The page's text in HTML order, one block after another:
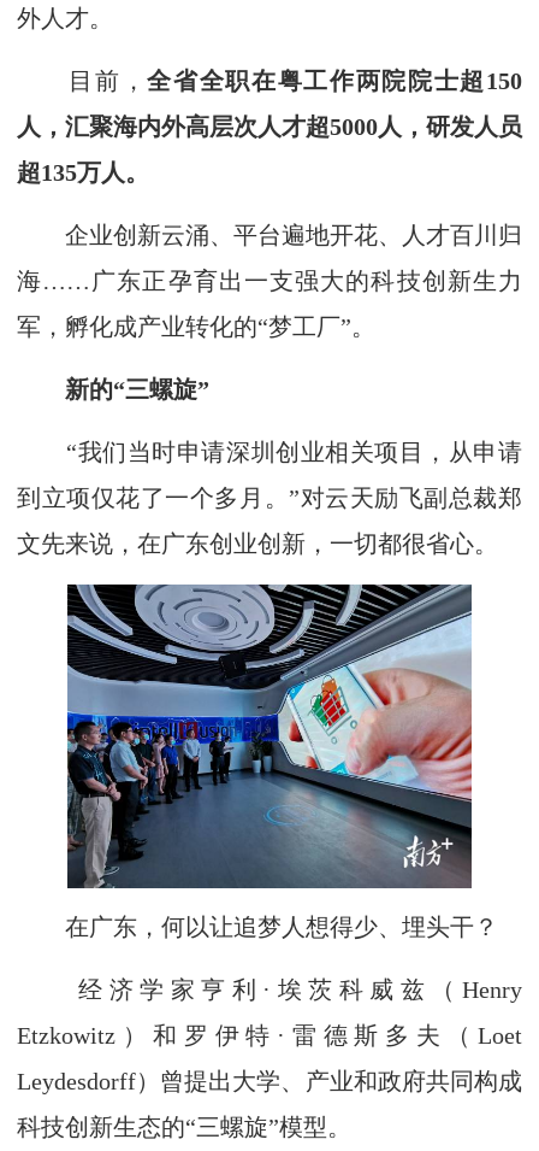
外人才。
目前，全省全职在粤工作两院院士超150
人，汇聚海内外高层次人才超5000人，研发人员
超135万人。
企业创新云涌、平台遍地开花、人才百川归
海……广东正孕育出一支强大的科技创新生力
军，孵化成产业转化的“梦工厂”。
新的“三螺旋”
“我们当时申请深圳创业相关项目，从申请
到立项仅花了一个多月。”对云天励飞副总裁郑
文先来说，在广东创业创新，一切都很省心。
在广东，何以让追梦人想得少、埋头干？
经济学家亨利·埃茨科威兹（Henry
Etzkowitz）和罗伊特·雷德斯多夫（Loet
Leydesdorff）曾提出大学、产业和政府共同构成
科技创新生态的“三螺旋”模型。